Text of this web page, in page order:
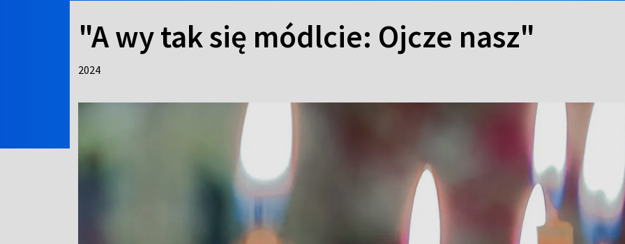
"A wy tak się módlcie: Ojcze nasz"
2024